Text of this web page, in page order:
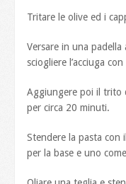
Tritare le olive ed i
Versare in una
sciogliere l’acciuga
Aggiungere poi il trito
per circa 20 minuti.
Stendere la pasta
per la base e uno